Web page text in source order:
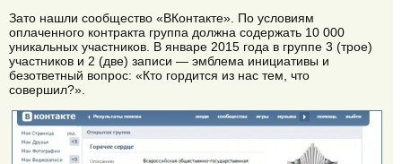
Зато нашли сообщество «ВКонтакте». По условиям
оплаченного контракта группа должна содержать 10 000
уникальных участников. В январе 2015 года в группе 3 (трое)
участников и 2 (две) записи — эмблема инициативы и
безответный вопрос: «Кто гордится из нас тем, что
совершил?».